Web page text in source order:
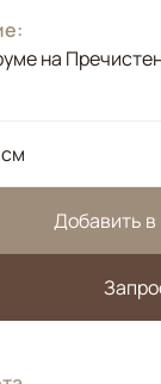
на
Добавить в